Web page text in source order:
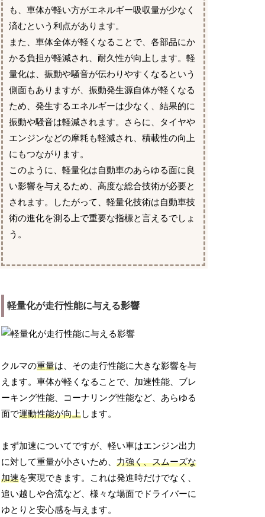
も、車体が軽い方がエネルギー吸収量が少なく
済むという利点があります。
また、車体全体が軽くなることで、各部品にか
かる負担が軽減され、耐久性が向上します。軽
量化は、振動や騒音が伝わりやすくなるという
側面もありますが、振動発生源自体が軽くなる
ため、発生するエネルギーは少なく、結果的に
振動や騒音は軽減されます。さらに、タイヤや
エンジンなどの摩耗も軽減され、積載性の向上
にもつながります。
このように、軽量化は自動車のあらゆる面に良
い影響を与えるため、高度な総合技術が必要と
されます。したがって、軽量化技術は自動車技
術の進化を測る上で重要な指標と言えるでしょ
う。
軽量化が走行性能に与える影響
クルマの重量は、その走行性能に大きな影響を与
えます。車体が軽くなることで、加速性能、ブレ
ーキング性能、コーナリング性能など、あらゆる
面で運動性能が向上します。
まず加速についてですが、軽い車はエンジン出力
に対して重量が小さいため、力強く、スムーズな
加速を実現できます。これは発進時だけでなく、
追い越しや合流など、様々な場面でドライバーに
ゆとりと安心感を与えます。